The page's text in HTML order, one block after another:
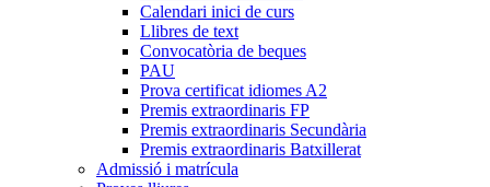
Calendari inici de curs
Llibres de text
Convocatòria de beques
PAU
Prova certificat idiomes A2
Premis extraordinaris FP
Premis extraordinaris Secundària
Premis extraordinaris Batxillerat
Admissió i matrícula